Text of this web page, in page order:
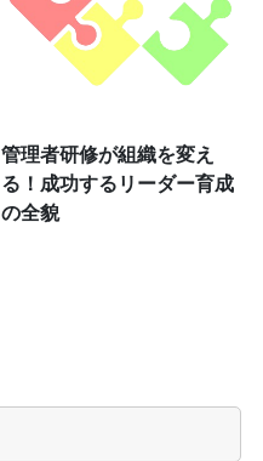
管理者研修が組織を変え
る！成功するリーダー育成
の全貌